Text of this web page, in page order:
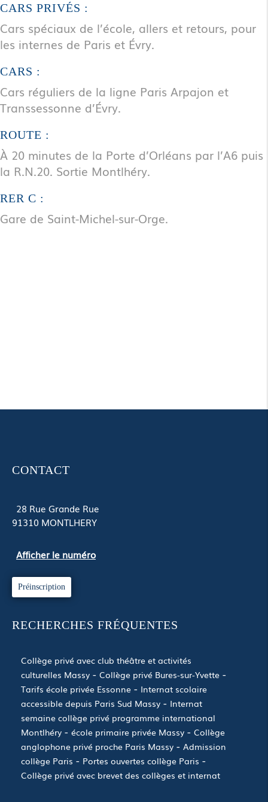
CARS PRIVÉS :
Cars spéciaux de l’école, allers et retours, pour
les internes de Paris et Évry.
CARS :
Cars réguliers de la ligne Paris Arpajon et
Transsessonne d’Évry.
ROUTE :
À 20 minutes de la Porte d’Orléans par l’A6 puis
la R.N.20. Sortie Montlhéry.
RER C :
Gare de Saint-Michel-sur-Orge.
CONTACT
28 Rue Grande Rue
91310 MONTLHERY
Afficher le numéro
Préinscription
RECHERCHES FRÉQUENTES
Collège privé avec club théâtre et activités
culturelles Massy
Collège privé Bures-sur-Yvette
Tarifs école privée Essonne
Internat scolaire
accessible depuis Paris Sud Massy
Internat
semaine collège privé programme international
Montlhéry
école primaire privée Massy
Collège
anglophone privé proche Paris Massy
Admission
collège Paris
Portes ouvertes collège Paris
Collège privé avec brevet des collèges et internat